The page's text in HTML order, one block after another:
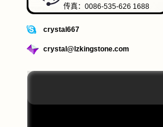
传真：0086-535-626 1688
crystal667
crystal@lzkingstone.com